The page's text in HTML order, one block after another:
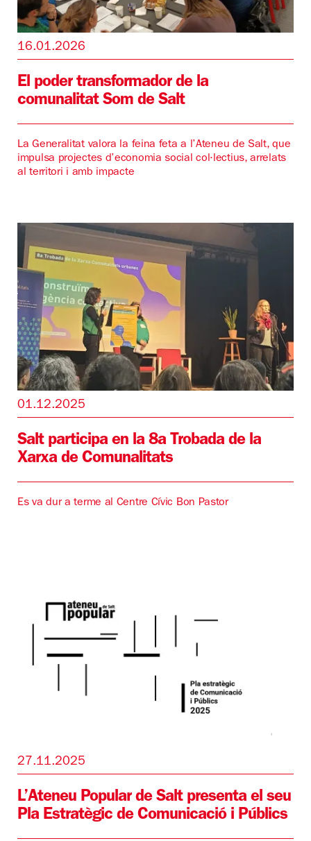
16.01.2026
El poder transformador de la
comunalitat Som de Salt
La Generalitat valora la feina feta a l’Ateneu de Salt, que
impulsa projectes d’economia social col·lectius, arrelats
al territori i amb impacte
01.12.2025
Salt participa en la 8a Trobada de la
Xarxa de Comunalitats
Es va dur a terme al Centre Cívic Bon Pastor
27.11.2025
L’Ateneu Popular de Salt presenta el seu
Pla Estratègic de Comunicació i Públics